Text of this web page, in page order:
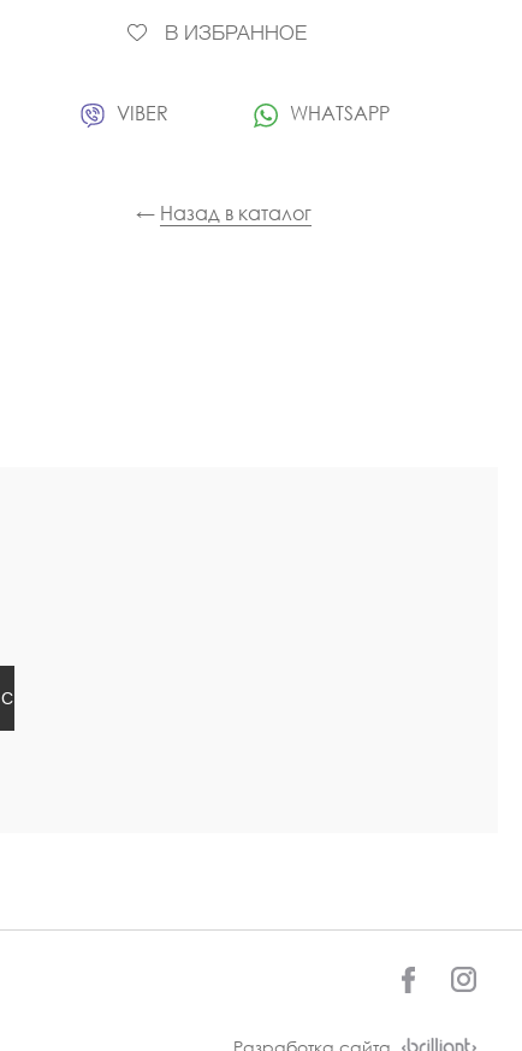
В ИЗБРАННОЕ
VIBER WHATSAPP
← Назад в каталог
Разработка сайта